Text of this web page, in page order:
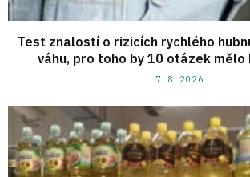
Test znalostí o rizicích rychlého
váhu, pro toho by 10 otázek mělo
7. 8. 2026